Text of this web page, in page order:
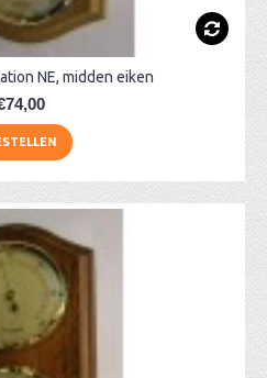
NE, midden eiken